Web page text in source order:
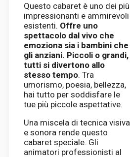
Questo cabaret è uno dei più
impressionanti e ammirevoli
esistenti. Offre uno
spettacolo dal vivo che
emoziona sia i bambini che
gli anziani. Piccoli o grandi,
tutti si divertono allo
stesso tempo. Tra
umorismo, poesia, bellezza,
hai tutto per soddisfare le
tue più piccole aspettative.
Una miscela di tecnica visiva
e sonora rende questo
cabaret speciale. Gli
animatori professionisti al